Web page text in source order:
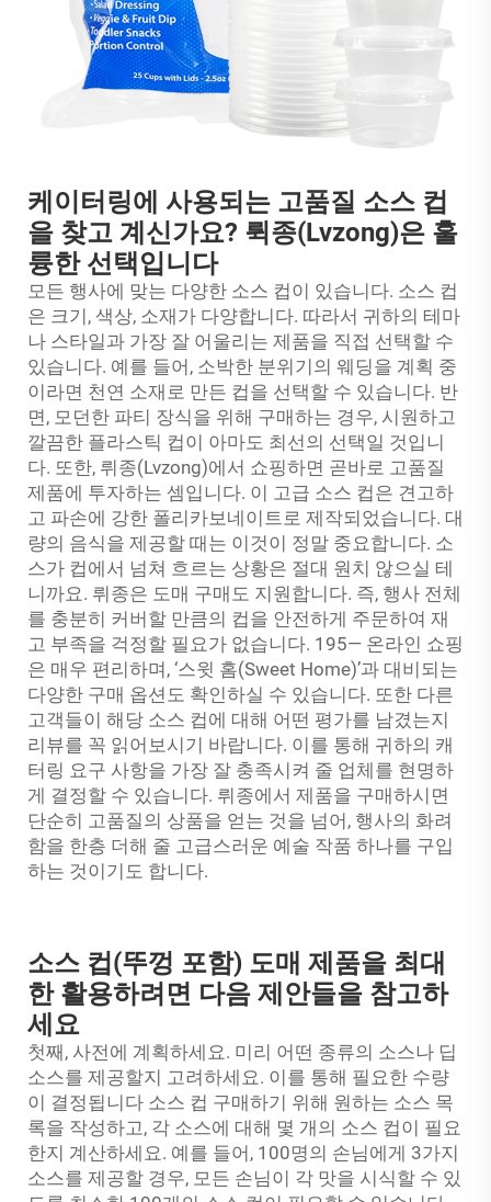
케이터링에 사용되는 고품질 소스 컵
을 찾고 계신가요? 뤽종(Lvzong)은 훌
륭한 선택입니다
모든 행사에 맞는 다양한 소스 컵이 있습니다. 소스 컵
은 크기, 색상, 소재가 다양합니다. 따라서 귀하의 테마
나 스타일과 가장 잘 어울리는 제품을 직접 선택할 수
있습니다. 예를 들어, 소박한 분위기의 웨딩을 계획 중
이라면 천연 소재로 만든 컵을 선택할 수 있습니다. 반
면, 모던한 파티 장식을 위해 구매하는 경우, 시원하고
깔끔한 플라스틱 컵이 아마도 최선의 선택일 것입니
다. 또한, 뤼종(Lvzong)에서 쇼핑하면 곧바로 고품질
제품에 투자하는 셈입니다. 이 고급 소스 컵은 견고하
고 파손에 강한 폴리카보네이트로 제작되었습니다. 대
량의 음식을 제공할 때는 이것이 정말 중요합니다. 소
스가 컵에서 넘쳐 흐르는 상황은 절대 원치 않으실 테
니까요. 뤼종은 도매 구매도 지원합니다. 즉, 행사 전체
를 충분히 커버할 만큼의 컵을 안전하게 주문하여 재
고 부족을 걱정할 필요가 없습니다. 195— 온라인 쇼핑
은 매우 편리하며, ‘스윗 홈(Sweet Home)’과 대비되는
다양한 구매 옵션도 확인하실 수 있습니다. 또한 다른
고객들이 해당 소스 컵에 대해 어떤 평가를 남겼는지
리뷰를 꼭 읽어보시기 바랍니다. 이를 통해 귀하의 캐
터링 요구 사항을 가장 잘 충족시켜 줄 업체를 현명하
게 결정할 수 있습니다. 뤼종에서 제품을 구매하시면
단순히 고품질의 상품을 얻는 것을 넘어, 행사의 화려
함을 한층 더해 줄 고급스러운 예술 작품 하나를 구입
하는 것이기도 합니다.
소스 컵(뚜껑 포함) 도매 제품을 최대
한 활용하려면 다음 제안들을 참고하
세요
첫째, 사전에 계획하세요. 미리 어떤 종류의 소스나 딥
소스를 제공할지 고려하세요. 이를 통해 필요한 수량
이 결정됩니다 소스 컵 구매하기 위해 원하는 소스 목
록을 작성하고, 각 소스에 대해 몇 개의 소스 컵이 필요
한지 계산하세요. 예를 들어, 100명의 손님에게 3가지
소스를 제공할 경우, 모든 손님이 각 맛을 시식할 수 있